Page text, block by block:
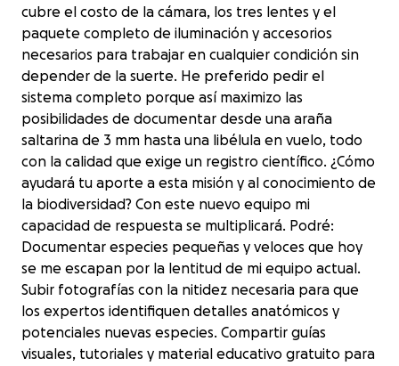
cubre el costo de la cámara, los tres lentes y el
paquete completo de iluminación y accesorios
necesarios para trabajar en cualquier condición sin
depender de la suerte. He preferido pedir el
sistema completo porque así maximizo las
posibilidades de documentar desde una araña
saltarina de 3 mm hasta una libélula en vuelo, todo
con la calidad que exige un registro científico. ¿Cómo
ayudará tu aporte a esta misión y al conocimiento de
la biodiversidad? Con este nuevo equipo mi
capacidad de respuesta se multiplicará. Podré:
Documentar especies pequeñas y veloces que hoy
se me escapan por la lentitud de mi equipo actual.
Subir fotografías con la nitidez necesaria para que
los expertos identifiquen detalles anatómicos y
potenciales nuevas especies. Compartir guías
visuales, tutoriales y material educativo gratuito para